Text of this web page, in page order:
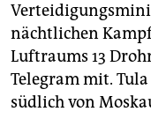
nächtlichen
Luftraums 13
Telegram mit.
südlich von